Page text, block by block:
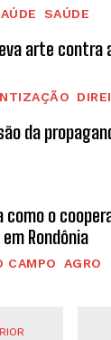
SAÚDE
arte contra
da
como o
Rondônia
CAMPO AGRO